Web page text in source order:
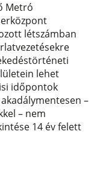
Metró
létszámban
lehet
időpontok
–
– nem
14 év felett